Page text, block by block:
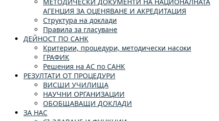
АГЕНЦИЯ ЗА ОЦЕНЯВАНЕ И АКРЕДИТАЦИЯ
Структура на доклади
Правила за гласуване
ДЕЙНОСТ ПО САНК
Критерии, процедури, методически насоки
ГРАФИК
Решения на АС по САНК
РЕЗУЛТАТИ ОТ ПРОЦЕДУРИ
ВИСШИ УЧИЛИЩА
НАУЧНИ ОРГАНИЗАЦИИ
ОБОБЩАВАЩИ ДОКЛАДИ
ЗА НАС